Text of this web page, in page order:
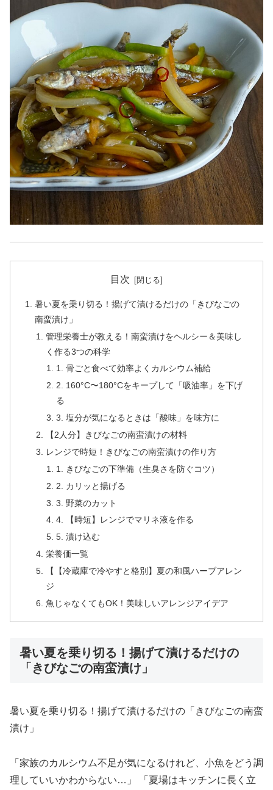
目次
暑い夏を乗り切る！揚げて漬けるだけの「きびなごの
南蛮漬け」
管理栄養士が教える！南蛮漬けをヘルシー＆美味し
く作る3つの科学
1. 骨ごと食べて効率よくカルシウム補給
2. 160°C〜180°Cをキープして「吸油率」を下げ
る
3. 塩分が気になるときは「酸味」を味方に
【2人分】きびなごの南蛮漬けの材料
レンジで時短！きびなごの南蛮漬けの作り方
1. きびなごの下準備（生臭さを防ぐコツ）
2. カリッと揚げる
3. 野菜のカット
4. 【時短】レンジでマリネ液を作る
5. 漬け込む
栄養価一覧
【【冷蔵庫で冷やすと格別】夏の和風ハーブアレン
ジ
魚じゃなくてもOK！美味しいアレンジアイデア
暑い夏を乗り切る！揚げて漬けるだけの
「きびなごの南蛮漬け」
暑い夏を乗り切る！揚げて漬けるだけの「きびなごの南蛮
漬け」
「家族のカルシウム不足が気になるけれど、小魚をどう調
理していいかわからない…」 「夏場はキッチンに長く立